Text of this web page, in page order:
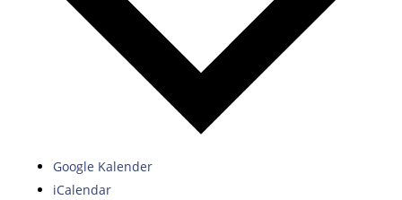
Google Kalender
iCalendar